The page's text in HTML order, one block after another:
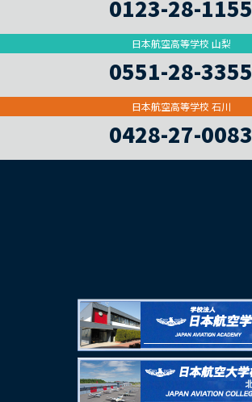
0123-28-1155
日本航空高等学校 山梨
0551-28-3355
日本航空高等学校 石川
0428-27-0083